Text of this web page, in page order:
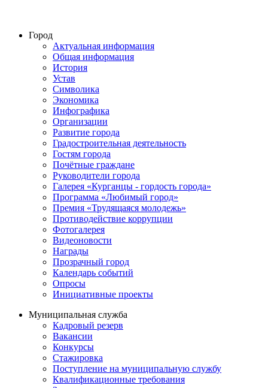
Город
Актуальная информация
Общая информация
История
Устав
Символика
Экономика
Инфографика
Организации
Развитие города
Градостроительная деятельность
Гостям города
Почётные граждане
Руководители города
Галерея «Курганцы - гордость города»
Программа «Любимый город»
Премия «Трудящаяся молодежь»
Противодействие коррупции
Фотогалерея
Видеоновости
Награды
Прозрачный город
Календарь событий
Опросы
Инициативные проекты
Муниципальная служба
Кадровый резерв
Вакансии
Конкурсы
Стажировка
Поступление на муниципальную службу
Квалификационные требования